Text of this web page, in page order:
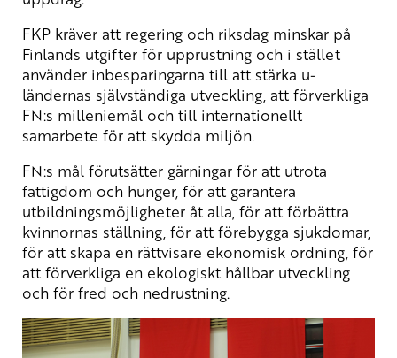
FKP kräver att regering och riksdag minskar på
Finlands utgifter för upprustning och i stället
använder inbesparingarna till att stärka u-
ländernas självständiga utveckling, att förverkliga
FN:s milleniemål och till internationellt
samarbete för att skydda miljön.
FN:s mål förutsätter gärningar för att utrota
fattigdom och hunger, för att garantera
utbildningsmöjligheter åt alla, för att förbättra
kvinnornas ställning, för att förebygga sjukdomar,
för att skapa en rättvisare ekonomisk ordning, för
att förverkliga en ekologiskt hållbar utveckling
och för fred och nedrustning.